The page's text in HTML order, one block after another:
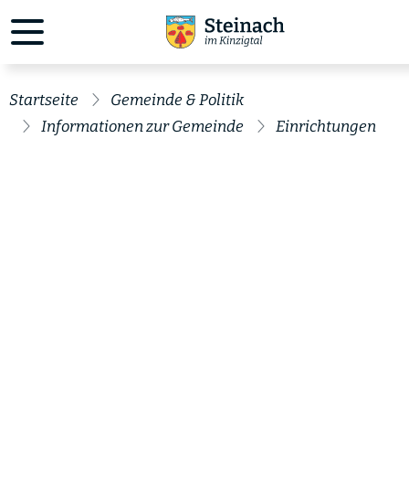
Startseite
Gemeinde & Politik
Informationen zur Gemeinde
Einrichtungen